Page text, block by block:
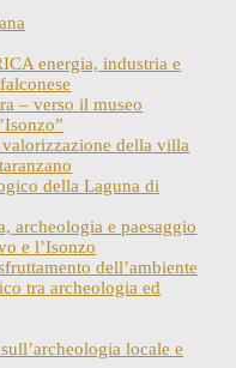
energia, industria e
– verso il museo
della villa
della Laguna di
archeologia e paesaggio
e l’Isonzo
dell’ambiente
tra archeologia ed
locale e